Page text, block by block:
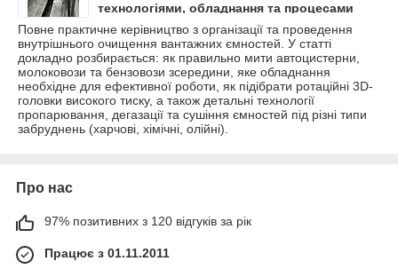
технологіями, обладнання та процесами
очищення
Повне практичне керівництво з організації та проведення
внутрішнього очищення вантажних ємностей. У статті
докладно розбирається: як правильно мити автоцистерни,
молоковози та бензовози зсередини, яке обладнання
необхідне для ефективної роботи, як підібрати ротаційні 3D-
головки високого тиску, а також детальні технології
пропарювання, дегазації та сушіння ємностей під різні типи
забруднень (харчові, хімічні, олійні).
Про нас
97% позитивних з 120 відгуків за рік
Працює з 01.11.2011